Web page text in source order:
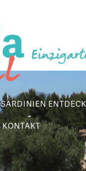
SARDINIEN
KONTAKT